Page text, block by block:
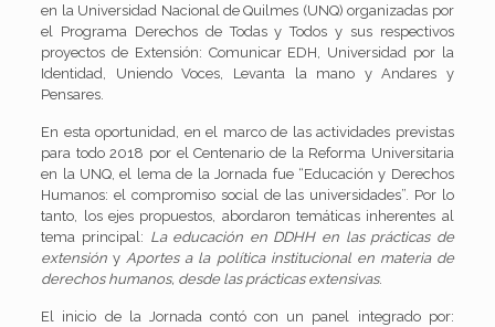
en la Universidad Nacional de Quilmes (UNQ) organizadas por
el Programa Derechos de Todas y Todos y sus respectivos
proyectos de Extensión: Comunicar EDH, Universidad por la
Identidad, Uniendo Voces, Levanta la mano y Andares y
Pensares.
En esta oportunidad, en el marco de las actividades previstas
para todo 2018 por el Centenario de la Reforma Universitaria
en la UNQ, el lema de la Jornada fue “Educación y Derechos
Humanos: el compromiso social de las universidades”. Por lo
tanto, los ejes propuestos, abordaron temáticas inherentes al
tema principal: La educación en DDHH en las prácticas de
extensión yAportes a la política institucional en materia de
derechos humanos, desde las prácticas extensivas.
El inicio de la Jornada contó con un panel integrado por: